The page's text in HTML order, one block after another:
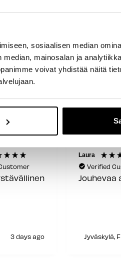
sosiaalisen median
mainosalan ja
voivat yhdistää näitä
asiointia
FI, 5 days ago
Anonyymi
Verified
Sain oikein
Kajaani,